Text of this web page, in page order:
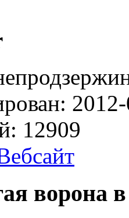
12909
ворона